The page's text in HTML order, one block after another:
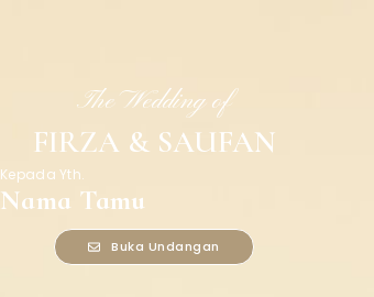
The Wedding of
FIRZA & SAUFAN
Kepada Yth.
Nama Tamu
Buka Undangan